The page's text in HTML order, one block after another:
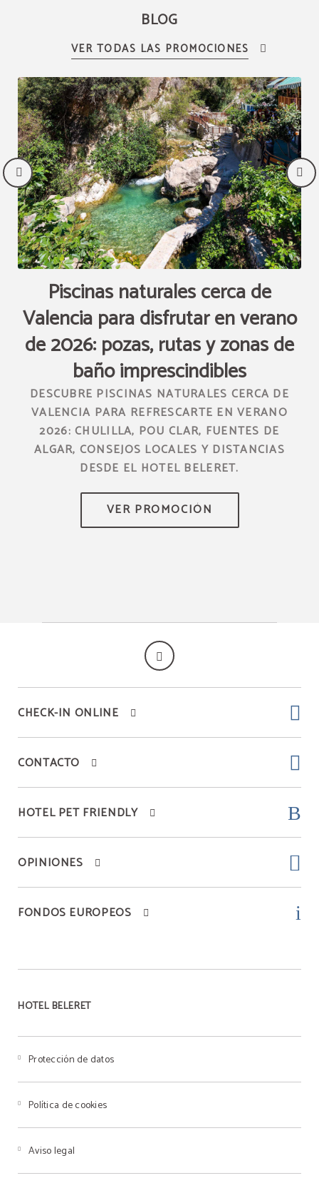
BLOG
Piscinas naturales cerca de
Valencia para disfrutar en verano
de 2026: pozas, rutas y zonas de
baño imprescindibles
DESCUBRE PISCINAS NATURALES CERCA DE
VALENCIA PARA REFRESCARTE EN VERANO
2026: CHULILLA, POU CLAR, FUENTES DE
ALGAR, CONSEJOS LOCALES Y DISTANCIAS
DESDE EL HOTEL BELERET.
CHECK-IN ONLINE
CONTACTO
HOTEL PET FRIENDLY
OPINIONES
FONDOS EUROPEOS
HOTEL BELERET
Protección de datos
Política de cookies
Aviso legal